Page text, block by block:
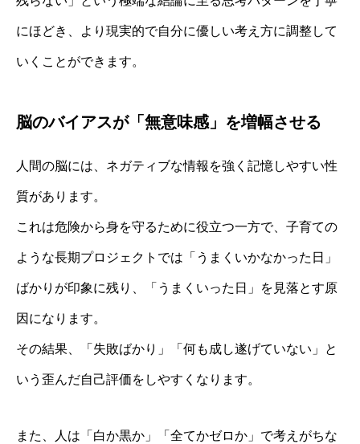
にほどき、より現実的で自分に優しい考え方に調整して
いくことができます。
脳のバイアスが「無意味感」を増幅させる
人間の脳には、ネガティブな情報を強く記憶しやすい性
質があります。
これは危険から身を守るために役立つ一方で、子育ての
ような長期プロジェクトでは「うまくいかなかった日」
ばかりが印象に残り、「うまくいった日」を見落とす原
因になります。
その結果、「失敗ばかり」「何も成し遂げていない」と
いう歪んだ自己評価をしやすくなります。
また、人は「白か黒か」「全てかゼロか」で考えがちな